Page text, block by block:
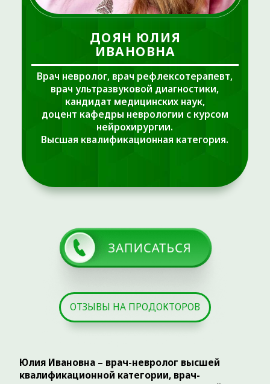
Юлия Ивановна – врач-невролог высшей
квалификационной категории, врач-
рефлексотерапевт, врач ультразвуковой
диагностики, кандидат медицинских наук,
доцент кафедры неврологии с курсом
публикаций в цитируемых журналах.
Юлия Ивановна успешно совмещает научно-
педагогическую деятельность (обучение
студентов и врачей-ординаторов по профилю
регионального сосудистого центра ГБУЗ ТО
«Областная клиническая больница №2»,
специфика работы связана с оказанием
первичную переподготовку по специальности
«Ультразвуковая диагностика».
ОТЗЫВЫ НА ПРОДОКТОРОВ